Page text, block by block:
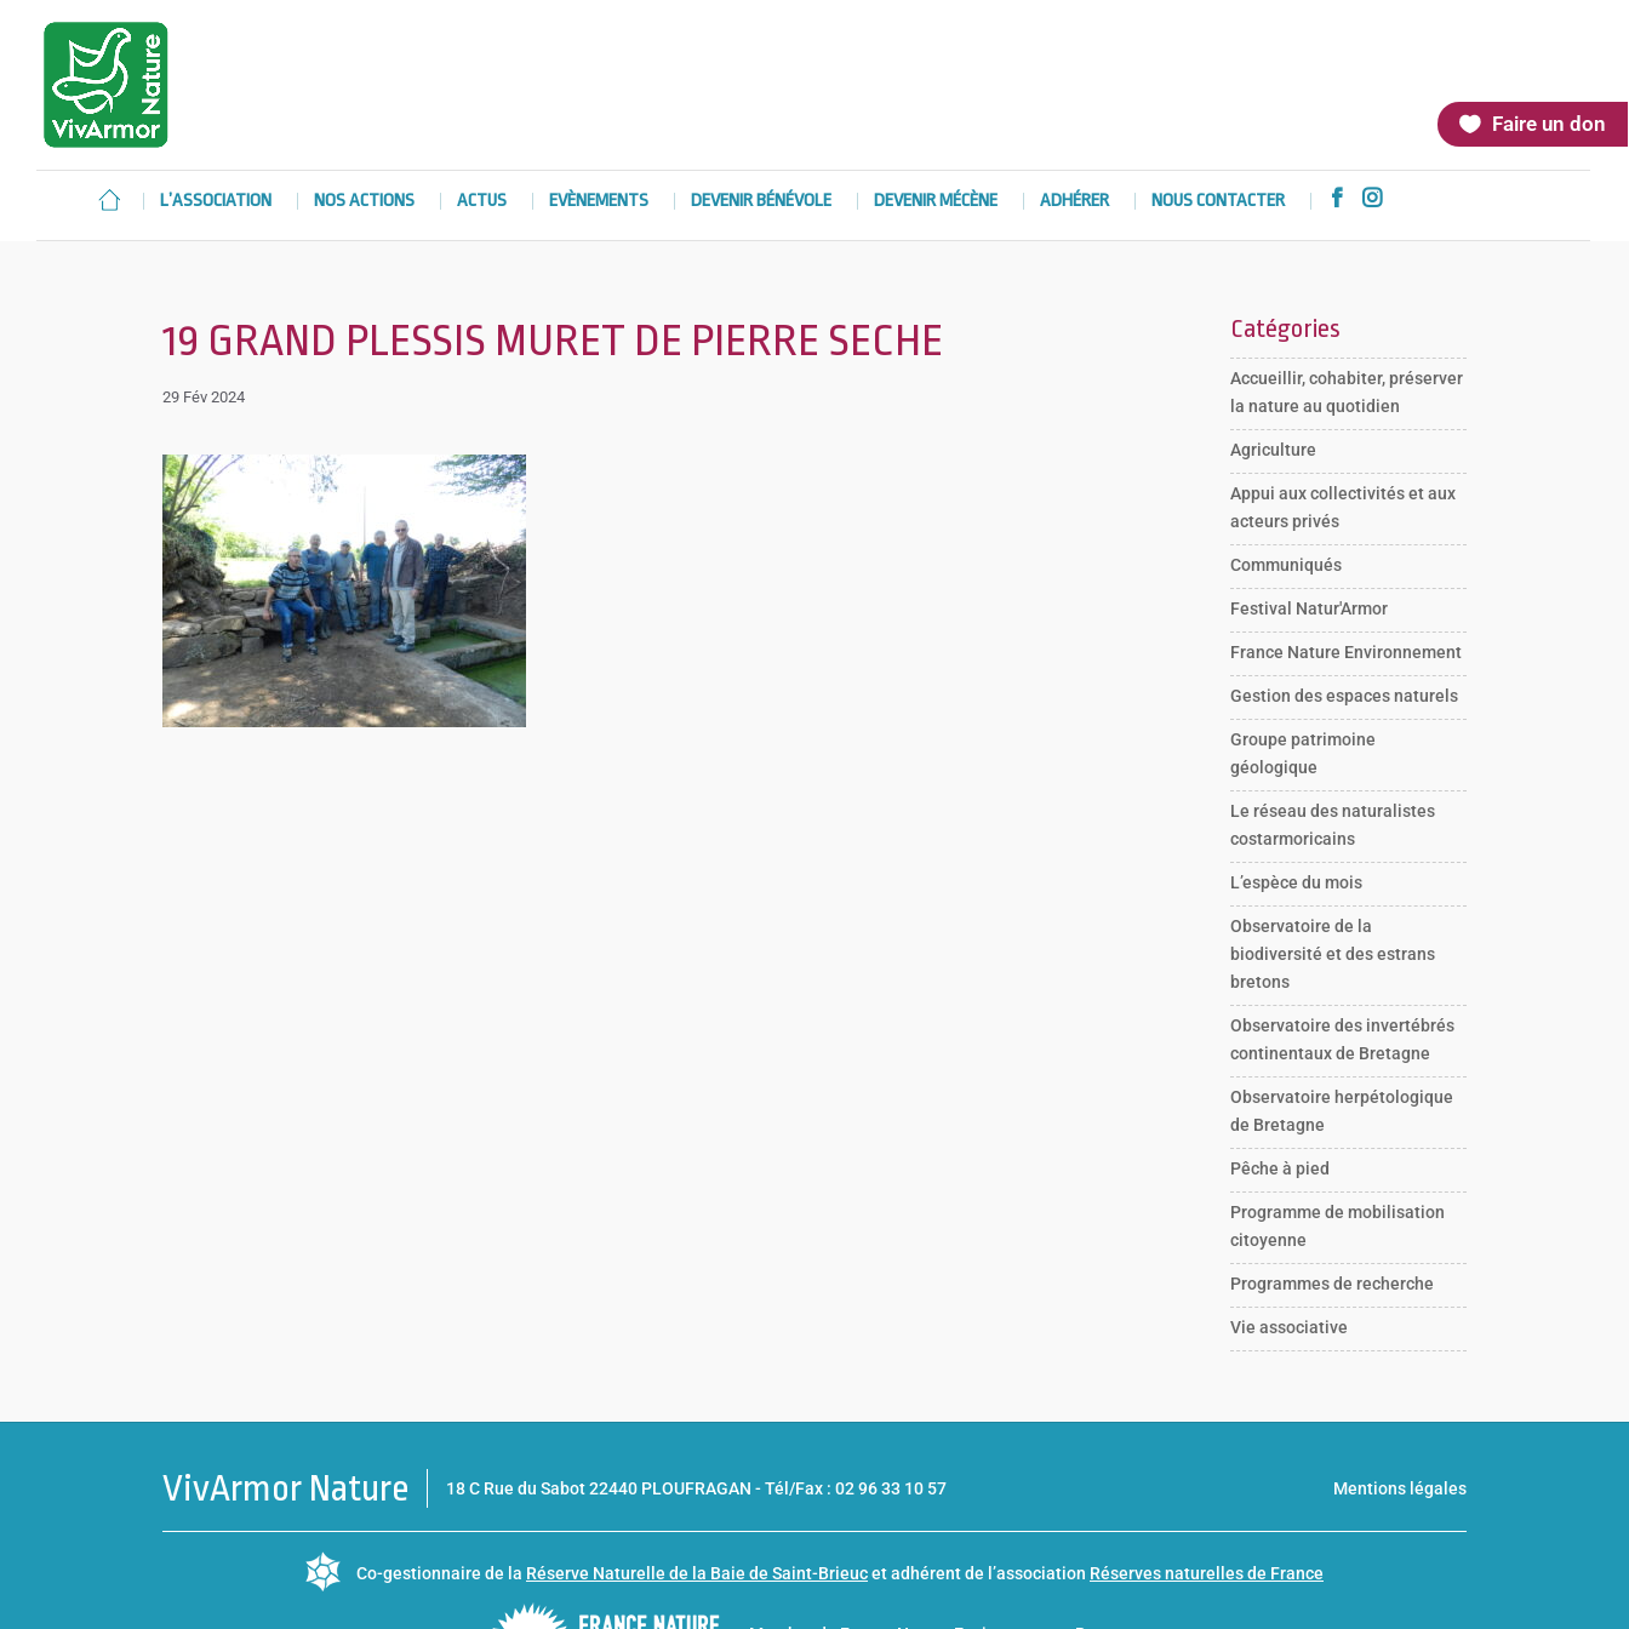
Faire un don
L’ASSOCIATION NOS ACTIONS ACTUS EVÈNEMENTS DEVENIR BÉNÉVOLE DEVENIR MÉCÈNE ADHÉRER NOUS CONTACTER  
19 GRAND PLESSIS MURET DE PIERRE SECHE
29 Fév 2024
Catégories
Accueillir, cohabiter, préserver
la nature au quotidien
Agriculture
Appui aux collectivités et aux
acteurs privés
Communiqués
Festival Natur'Armor
France Nature Environnement
Gestion des espaces naturels
Groupe patrimoine
géologique
Le réseau des naturalistes
costarmoricains
L’espèce du mois
Observatoire de la
biodiversité et des estrans
bretons
Observatoire des invertébrés
continentaux de Bretagne
Observatoire herpétologique
de Bretagne
Pêche à pied
Programme de mobilisation
citoyenne
Programmes de recherche
Vie associative
VivArmor Nature 18 C Rue du Sabot 22440 PLOUFRAGAN -Tél/Fax : 02 96 33 10 57 Mentions légales
Co-gestionnaire de la Réserve Naturelle de la Baie de Saint-Brieucet adhérent de l’association Réserves naturelles de France